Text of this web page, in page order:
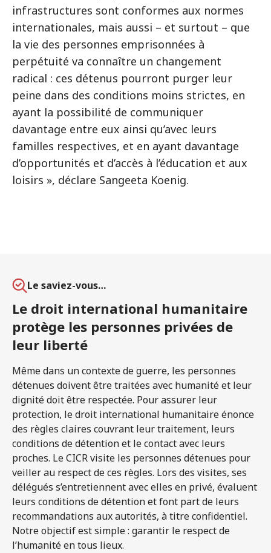
infrastructures sont conformes aux normes
internationales, mais aussi – et surtout – que
la vie des personnes emprisonnées à
perpétuité va connaître un changement
radical : ces détenus pourront purger leur
peine dans des conditions moins strictes, en
ayant la possibilité de communiquer
davantage entre eux ainsi qu’avec leurs
familles respectives, et en ayant davantage
d’opportunités et d’accès à l’éducation et aux
loisirs », déclare Sangeeta Koenig.
Le saviez-vous…
Le droit international humanitaire
protège les personnes privées de
leur liberté
Même dans un contexte de guerre, les personnes
détenues doivent être traitées avec humanité et leur
dignité doit être respectée. Pour assurer leur
protection, le droit international humanitaire énonce
des règles claires couvrant leur traitement, leurs
conditions de détention et le contact avec leurs
proches. Le CICR visite les personnes détenues pour
veiller au respect de ces règles. Lors des visites, ses
délégués s’entretiennent avec elles en privé, évaluent
leurs conditions de détention et font part de leurs
recommandations aux autorités, à titre confidentiel.
Notre objectif est simple : garantir le respect de
l’humanité en tous lieux.